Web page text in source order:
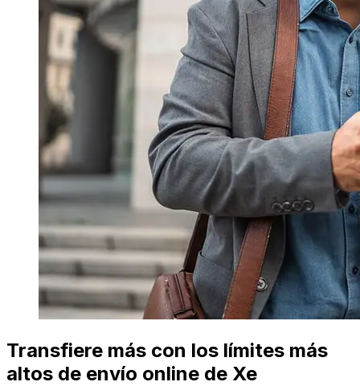
Transfiere más con los límites más
altos de envío online de Xe